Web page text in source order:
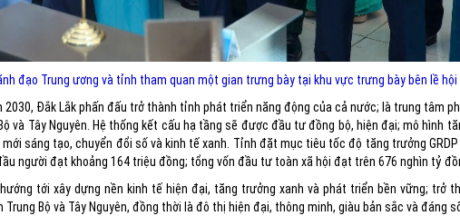
đạo Trung ương và tỉnh tham quan một gian trưng bày tại khu vực trưng bày bên lề hội
2030, Đắk Lắk phấn đấu trở thành tỉnh phát triển năng động của cả nước; là trung tâm
và Tây Nguyên. Hệ thống kết cấu hạ tầng sẽ được đầu tư đồng bộ, hiện đại; mô hình
sáng tạo, chuyển đổi số và kinh tế xanh. Tỉnh đặt mục tiêu tốc độ tăng trưởng
người đạt khoảng 164 triệu đồng; tổng vốn đầu tư toàn xã hội đạt trên 676 nghìn tỷ
tới xây dựng nền kinh tế hiện đại, tăng trưởng xanh và phát triển bền vững; trở
Bộ và Tây Nguyên, đồng thời là đô thị hiện đại, thông minh, giàu bản sắc và đáng